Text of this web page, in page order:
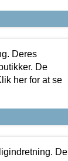
Deres
De
her for at se
De